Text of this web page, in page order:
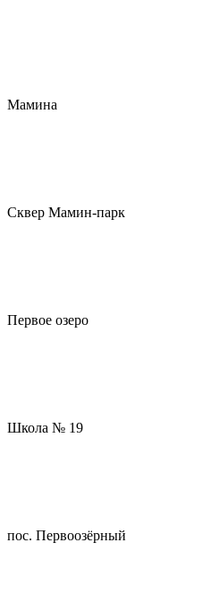
Мамина
Сквер Мамин-парк
Первое озеро
Школа № 19
пос. Первоозёрный